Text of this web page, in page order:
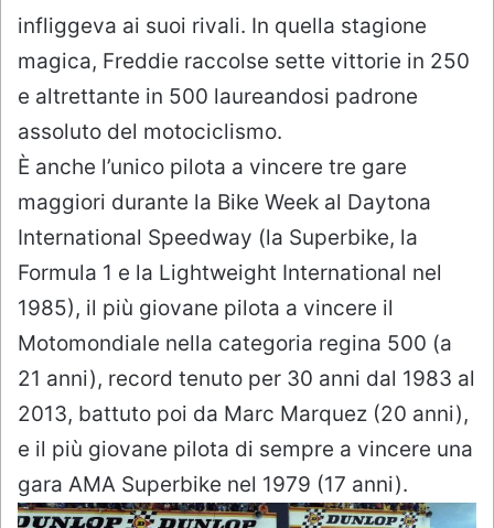
infliggeva ai suoi rivali. In quella stagione
magica, Freddie raccolse sette vittorie in 250
e altrettante in 500 laureandosi padrone
assoluto del motociclismo.
È anche l’unico pilota a vincere tre gare
maggiori durante la Bike Week al Daytona
International Speedway (la Superbike, la
Formula 1 e la Lightweight International nel
1985), il più giovane pilota a vincere il
Motomondiale nella categoria regina 500 (a
21 anni), record tenuto per 30 anni dal 1983 al
2013, battuto poi da Marc Marquez (20 anni),
e il più giovane pilota di sempre a vincere una
gara AMA Superbike nel 1979 (17 anni).